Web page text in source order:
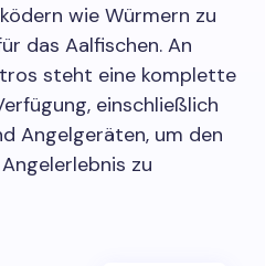
wie Würmern zu
das Aalfischen. An
steht eine komplette
einschließlich
Angelgeräten, um den
zu